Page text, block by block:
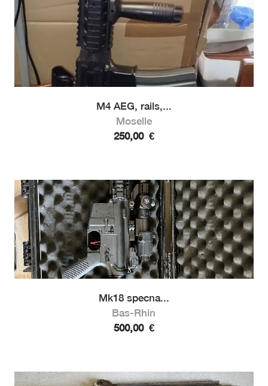
M4 AEG, rails,...
Moselle
250,00 €
Mk18 specna...
Bas-Rhin
500,00 €